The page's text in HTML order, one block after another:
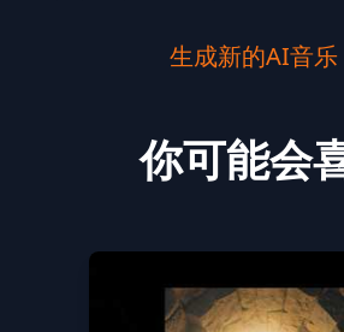
生成新的AI音乐
你可能会